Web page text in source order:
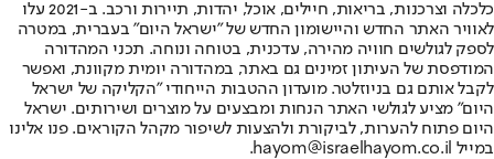
כלכלה וצרכנות, בריאות, חיילים, אוכל, יהדות, תיירות ורכב. ב-2021 עלו
לאוויר האתר החדש והיישומון החדש של "ישראל היום" בעברית, במטרה
לספק לגולשים חוויה מהירה, עדכנית, בטוחה ונוחה. תכני המהדורה
המודפסת של העיתון זמינים גם באתר, במהדורה יומית מקוונת, ואפשר
לקבל אותם גם בניוזלטר. מועדון ההטבות הייחודי "הקליקה של ישראל
היום" מציע לגולשי האתר הנחות ומבצעים על מוצרים ושירותים. ישראל
היום פתוח להערות, לביקורת ולהצעות לשיפור מקהל הקוראים. פנו אלינו
במייל hayom@israelhayom.co.il.